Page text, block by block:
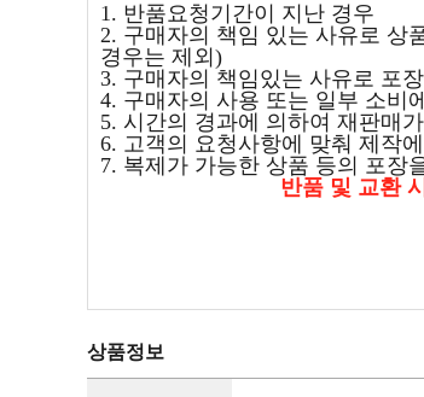
1. 반품요청기간이 지난 경우
2. 구매자의 책임 있는 사유로 상
경우는 제외)
3. 구매자의 책임있는 사유로 포
4. 구매자의 사용 또는 일부 소비
5. 시간의 경과에 의하여 재판매
6. 고객의 요청사항에 맞춰 제작
7. 복제가 가능한 상품 등의 포장
반품 및 교환
상품정보